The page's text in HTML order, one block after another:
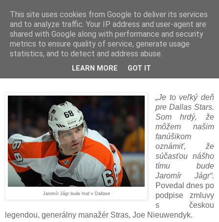
Veľký deň pre Dallas Stars
Jaromír Jágr bude hrať v Dallase
„Je to veľký deň
pre Dallas Stars.
Som hrdý, že
môžem našim
fanúšikom
oznámiť, že
súčasťou nášho
tímu bude
Jaromír Jágr“.
Povedal dnes po
podpise zmluvy
s českou
legendou, generálny manažér Stras, Joe Nieuwendyk.
This site uses cookies from Google to deliver its services
and to analyze traffic. Your IP address and user-agent are
shared with Google along with performance and security
metrics to ensure quality of service, generate usage
statistics, and to detect and address abuse.
LEARN MORE GOT IT